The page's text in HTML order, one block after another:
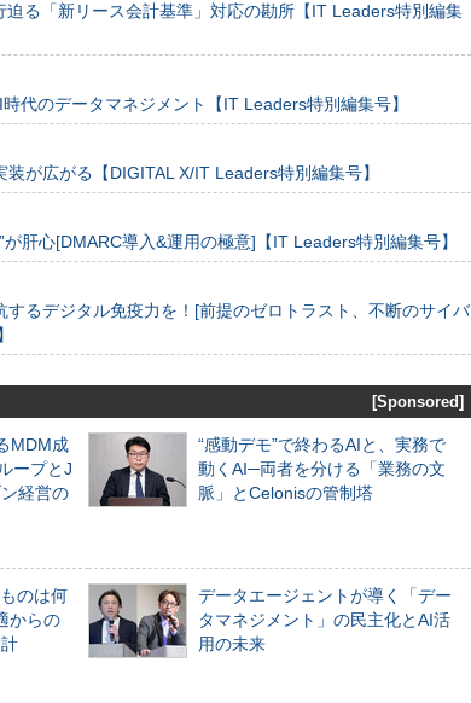
る「新リース会計基準」対応の勘所【IT Leaders特別編集
代のデータマネジメント【IT Leaders特別編集号】
が広がる【DIGITAL X/IT Leaders特別編集号】
肝心[DMARC導入&運用の極意]【IT Leaders特別編集号】
るデジタル免疫力を！[前提のゼロトラスト、不断のサイバ
[Sponsored]
MDM成
ープとJ
経営の
“感動デモ”で終わるAIと、実務で
動くAI─両者を分ける「業務の文
脈」とCelonisの管制塔
のは何
からの
データエージェントが導く「デー
タマネジメント」の民主化とAI活
用の未来